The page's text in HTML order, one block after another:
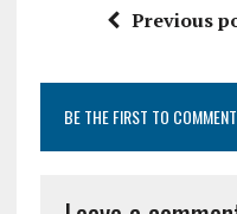
Previous
BE THE FIRST TO COMMENT